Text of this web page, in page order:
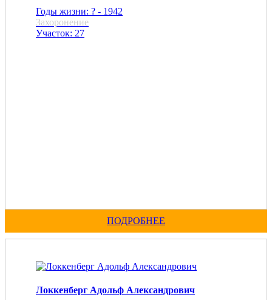
Годы жизни: ? - 1942
Захоронение
Участок: 27
ПОДРОБНЕЕ
Локкенберг Адольф Александрович